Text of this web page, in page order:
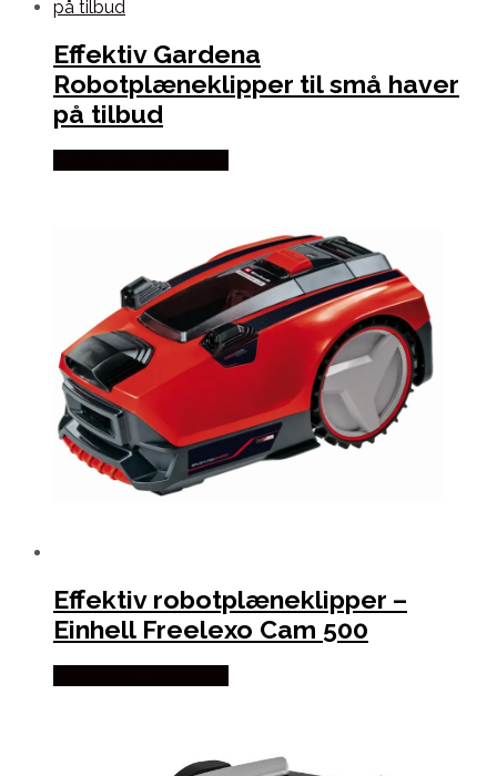
Effektiv Gardena
Robotplæneklipper til små haver
på tilbud
Effektiv robotplæneklipper –
Einhell Freelexo Cam 500